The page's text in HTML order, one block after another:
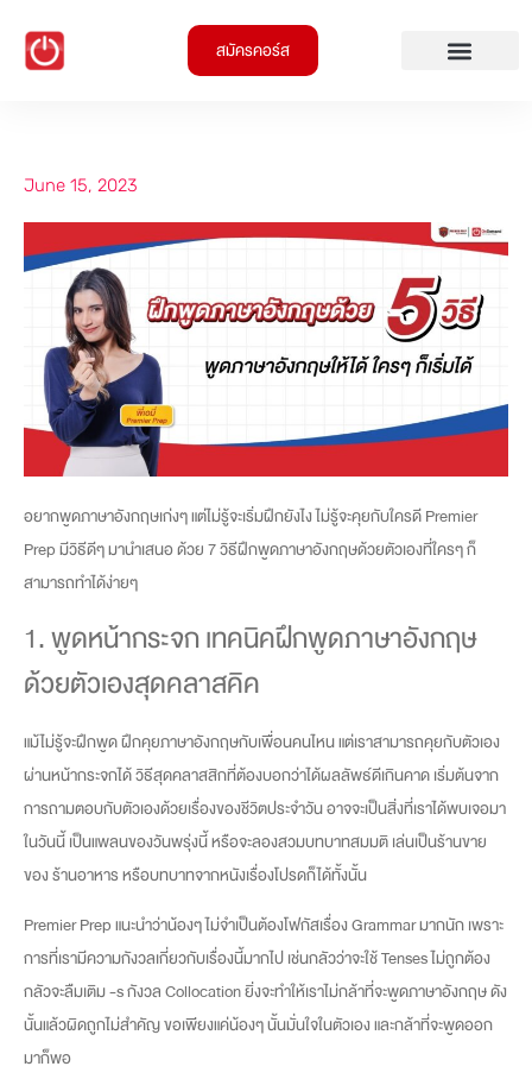
สมัครคอร์ส
June 15, 2023
อยากพูดภาษาอังกฤษเก่งๆ แต่ไม่รู้จะเริ่มฝึกยังไง ไม่รู้จะคุยกับใครดี Premier
Prep มีวิธีดีๆ มานำเสนอ ด้วย 7 วิธีฝึกพูดภาษาอังกฤษด้วยตัวเองที่ใครๆ ก็
สามารถทำได้ง่ายๆ
1. พูดหน้ากระจก เทคนิคฝึกพูดภาษาอังกฤษ
ด้วยตัวเองสุดคลาสคิค
แม้ไม่รู้จะฝึกพูด ฝึกคุยภาษาอังกฤษกับเพื่อนคนไหน แต่เราสามารถคุยกับตัวเอง
ผ่านหน้ากระจกได้ วิธีสุดคลาสสิกที่ต้องบอกว่าได้ผลลัพธ์ดีเกินคาด เริ่มต้นจาก
การถามตอบกับตัวเองด้วยเรื่องของชีวิตประจำวัน อาจจะเป็นสิ่งที่เราได้พบเจอมา
ในวันนี้ เป็นแพลนของวันพรุ่งนี้ หรือจะลองสวมบทบาทสมมติ เล่นเป็นร้านขาย
ของ ร้านอาหาร หรือบทบาทจากหนังเรื่องโปรดก็ได้ทั้งนั้น
Premier Prep แนะนำว่าน้องๆ ไม่จำเป็นต้องโฟกัสเรื่อง Grammar มากนัก เพราะ
การที่เรามีความกังวลเกี่ยวกับเรื่องนี้มากไป เช่นกลัวว่าจะใช้ Tenses ไม่ถูกต้อง
กลัวจะลืมเติม -s กังวล Collocation ยิ่งจะทำให้เราไม่กล้าที่จะพูดภาษาอังกฤษ ดัง
นั้นแล้วผิดถูกไม่สำคัญ ขอเพียงแค่น้องๆ นั้นมั่นใจในตัวเอง และกล้าที่จะพูดออก
มาก็พอ